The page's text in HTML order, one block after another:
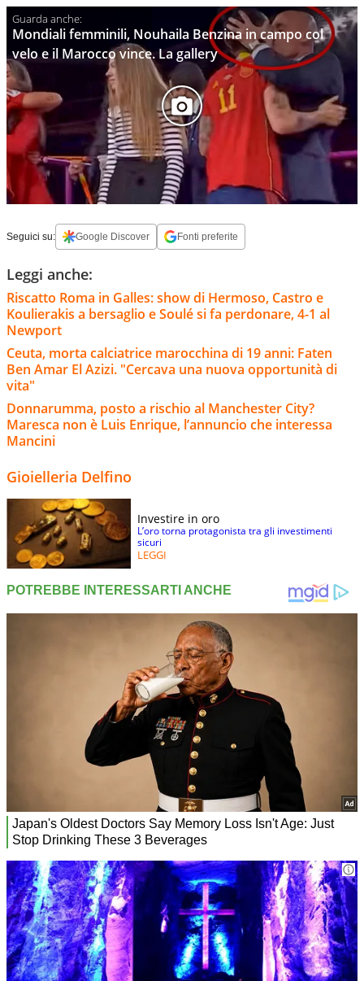
Mondiali femminili, Nouhaila Benzina in campo col
velo e il Marocco vince. La gallery
Seguici su: Google Discover Fonti preferite
Leggi anche:
Riscatto Roma in Galles: show di Hermoso, Castro e
Koulierakis a bersaglio e Soulé si fa perdonare, 4-1 al
Newport
Ceuta, morta calciatrice marocchina di 19 anni: Faten
Ben Amar El Azizi. "Cercava una nuova opportunità di
vita"
Donnarumma, posto a rischio al Manchester City?
Maresca non è Luis Enrique, l’annuncio che interessa
Mancini
Gioielleria Delfino
Investire in oro
L’oro torna protagonista tra gli investimenti
sicuri
LEGGI